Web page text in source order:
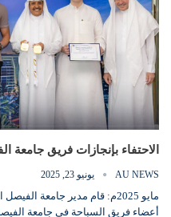
الاحتفاء بإنجازات فريق جامعة
AU NEWS يونيو 23, 2025
مايو 2025م: قام مدير جامعة
أعضاء فريق السباحة في جامعة